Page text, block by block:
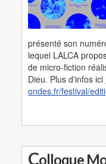
présenté son
lequel LALCA
de micro-fiction
Dieu. Plus d'infos ici
ondes.fr/festival/
Colloque